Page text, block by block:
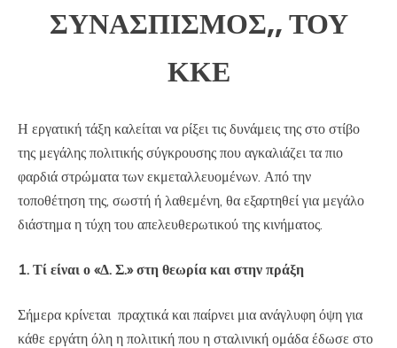
ΣΥΝΑΣΠΙΣΜΟΣ,, ΤΟΥ
ΚΚΕ
Η εργατική τάξη καλείται να ρίξει τις δυνάμεις της στο στίβο
της μεγάλης πολιτικής σύγκρουσης που αγκαλιάζει τα πιο
φαρδιά στρώματα των εκμεταλλευομένων. Από την
τοποθέτηση της, σωστή ή λαθεμένη, θα εξαρτηθεί για μεγάλο
διάστημα η τύχη του απελευθερωτικού της κινήματος.
1. Τί είναι ο «Δ. Σ.» στη θεωρία και στην πράξη
Σήμερα κρίνεται πραχτικά και παίρνει μια ανάγλυφη όψη για
κάθε εργάτη όλη η πολιτική που η σταλινική ομάδα έδωσε στο